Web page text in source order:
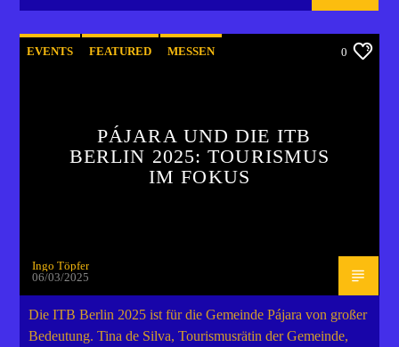
EVENTS FEATURED MESSEN 0
PÁJARA UND DIE ITB
BERLIN 2025: TOURISMUS
IM FOKUS
Ingo Töpfer
06/03/2025
Die ITB Berlin 2025 ist für die Gemeinde Pájara von großer
Bedeutung. Tina de Silva, Tourismusrätin der Gemeinde,